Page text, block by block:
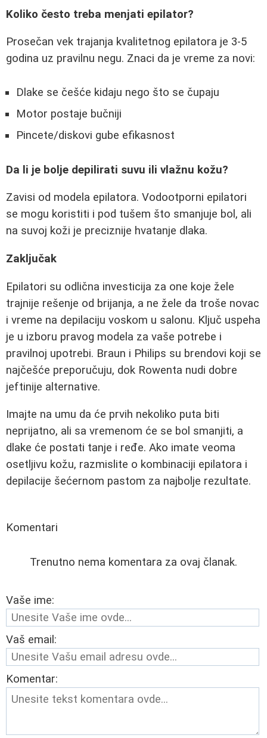
Koliko često treba menjati epilator?
Prosečan vek trajanja kvalitetnog epilatora je 3-5
godina uz pravilnu negu. Znaci da je vreme za novi:
Dlake se češće kidaju nego što se čupaju
Motor postaje bučniji
Pincete/diskovi gube efikasnost
Da li je bolje depilirati suvu ili vlažnu kožu?
Zavisi od modela epilatora. Vodootporni epilatori
se mogu koristiti i pod tušem što smanjuje bol, ali
na suvoj koži je preciznije hvatanje dlaka.
Zaključak
Epilatori su odlična investicija za one koje žele
trajnije rešenje od brijanja, a ne žele da troše novac
i vreme na depilaciju voskom u salonu. Ključ uspeha
je u izboru pravog modela za vaše potrebe i
pravilnoj upotrebi. Braun i Philips su brendovi koji se
najčešće preporučuju, dok Rowenta nudi dobre
jeftinije alternative.
Imajte na umu da će prvih nekoliko puta biti
neprijatno, ali sa vremenom će se bol smanjiti, a
dlake će postati tanje i ređe. Ako imate veoma
osetljivu kožu, razmislite o kombinaciji epilatora i
depilacije šećernom pastom za najbolje rezultate.
Komentari
Trenutno nema komentara za ovaj članak.
Vaše ime:
Vaš email:
Komentar: